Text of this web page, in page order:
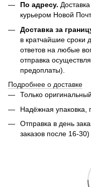
По адресу.
курьером Новой
Доставка за
в кратчайшие сроки
ответов на любые
отправка
предоплаты).
Подробнее о доставке
Только
Надёжная упаковка,
Отправка в день
заказов после 16-30)